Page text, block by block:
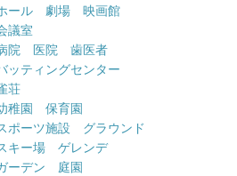
ール 劇場 映画館
議室
院 医院 歯医者
ッティングセンター
荘
稚園 保育園
ポーツ施設 グラウンド
キー場 ゲレンデ
ーデン 庭園